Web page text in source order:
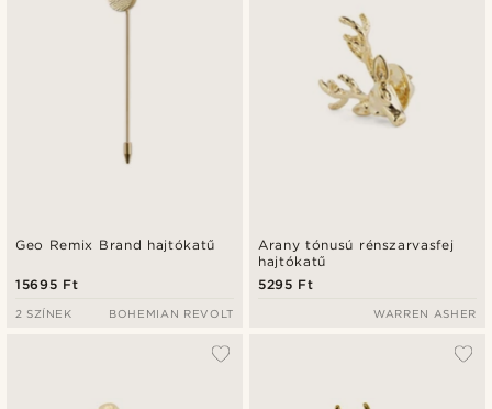
Geo Remix Brand hajtókatű
15695 Ft
2 SZÍNEK BOHEMIAN REVOLT
Arany tónusú rénszarvasfej
hajtókatű
5295 Ft
WARREN ASHER